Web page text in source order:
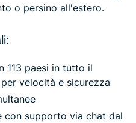
o persino all'estero.
113 paesi in tutto il
velocità e sicurezza
con supporto via chat dal